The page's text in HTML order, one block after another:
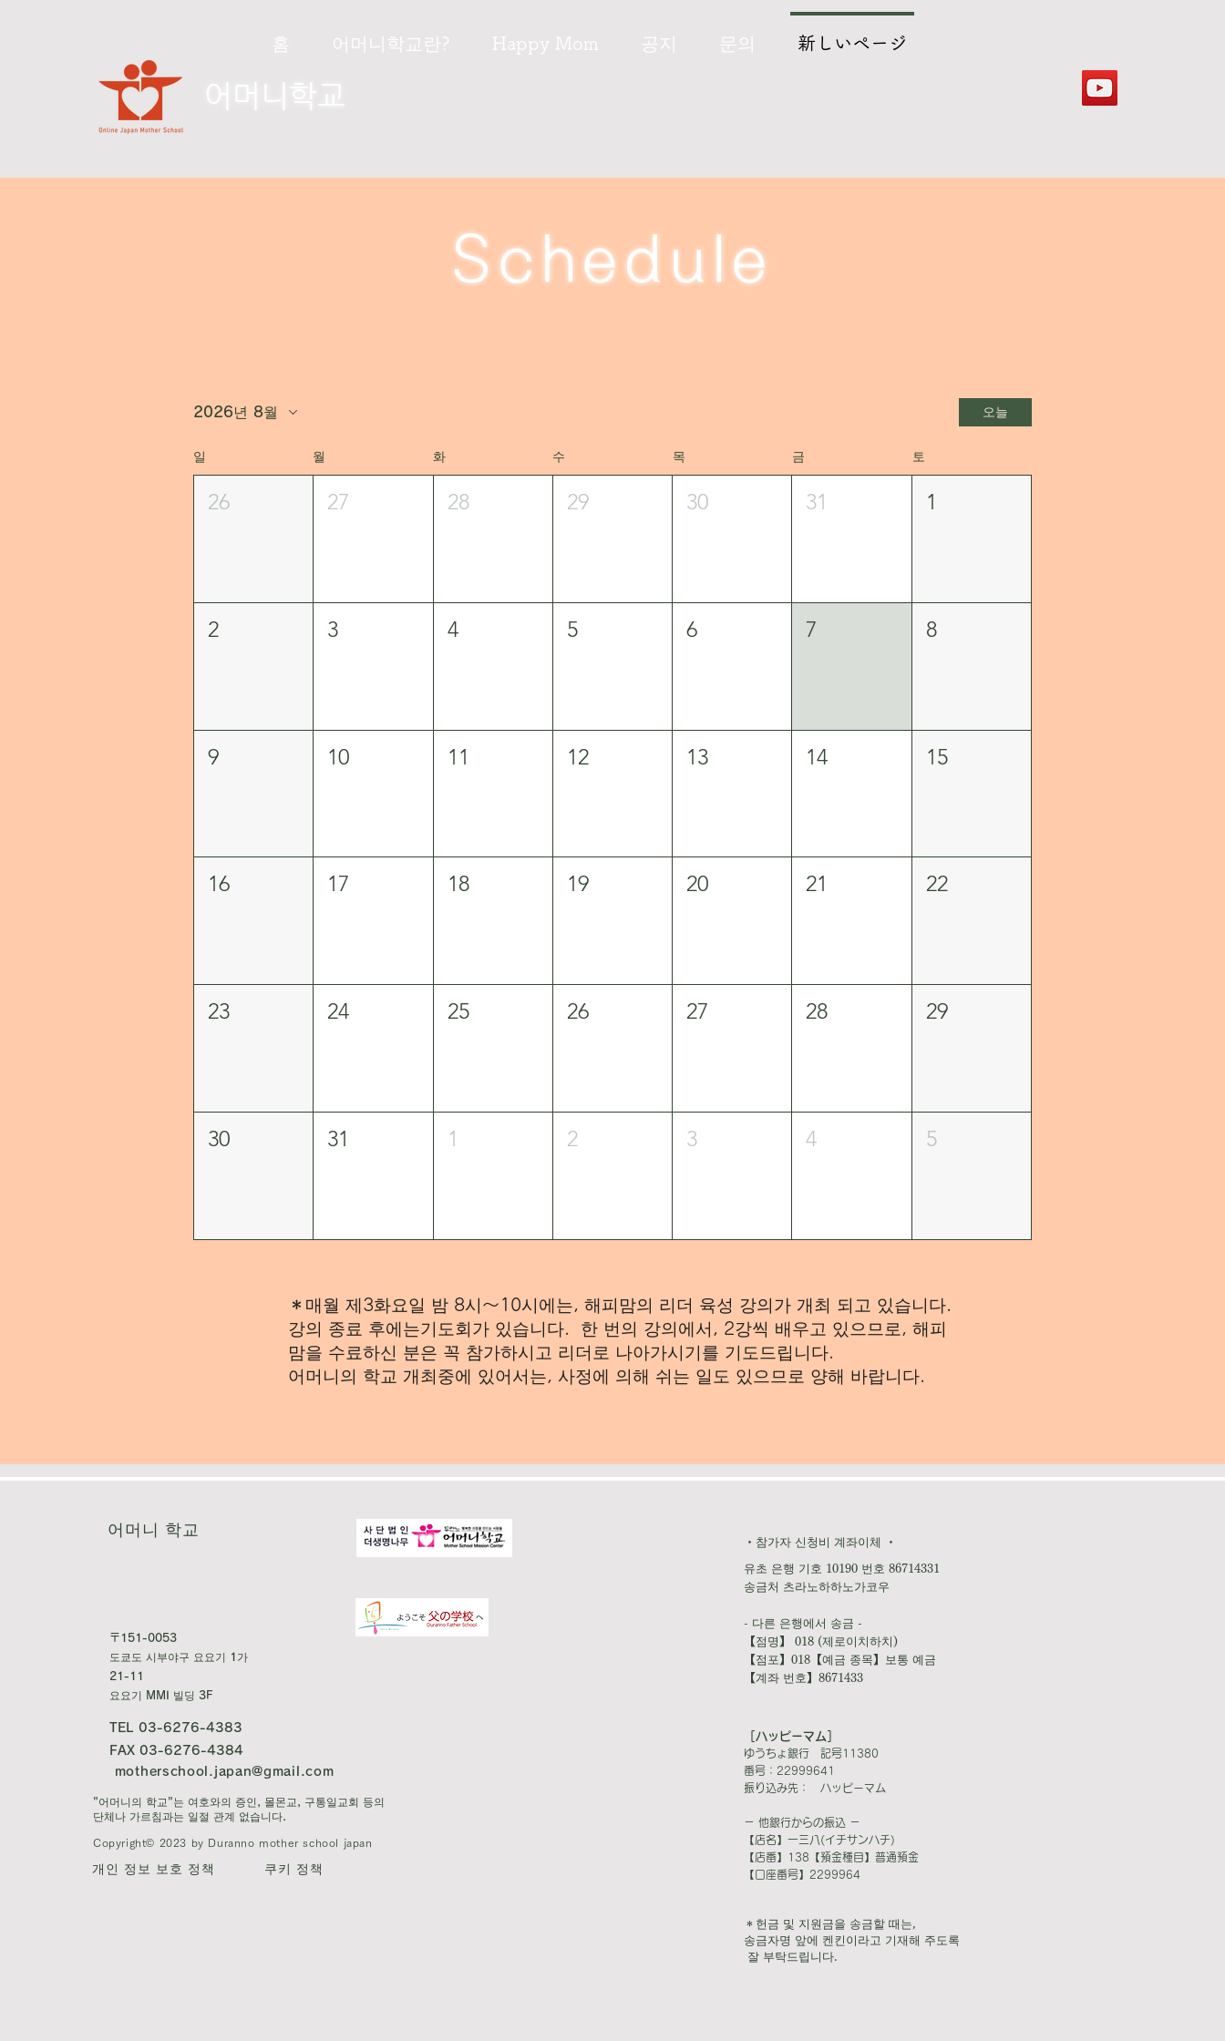
​어머니학교
홈 어머니학교란? Happy Mom 공지 문의 新しいページ
Schedule
2026년 8월 오늘
일 월 화 수 목 금 토
26 27 28 29 30 31 1
2 3 4 5 6 7 8
9 10 11 12 13 14 15
16 17 18 19 20 21 22
23 24 25 26 27 28 29
30 31 1 2 3 4 5
＊매월 제3화요일 밤 8시～10시에는, 해피맘의 리더 육성 강의가 개최 되고 있습니다.
강의 종료 후에는기도회가 있습니다. 한 번의 강의에서, 2강씩 배우고 있으므로, 해피
맘을 수료하신 분은 꼭 참가하시고 리더로 나아가시기를 기도드립니다.
어머니의 학교 개최중에 있어서는, 사정에 의해 쉬는 일도 있으므로 양해 바랍니다.
어머니 학교
〒151-0053
도쿄도 시부야구 요요기 1가
21-11
요요기 MMI 빌딩 3F
TEL 03-6276-4383
FAX 03-6276-4384
motherschool.japan@gmail.com
"어머니의 학교"는 여호와의 증인, 몰몬교, 구통일교회 등의
단체나 가르침과는 일절 관계 없습니다.
Copyright© 2023 by Duranno mother school japan
개인 정보 보호 정책 쿠키 정책
・참가자 신청비 계좌이체 ・
유초 은행 기호 10190 번호 86714331
송금처 츠라노하하노가코우
- 다른 은행에서 송금 -
【점명】 018 (제로이치하치)
【점포】018【예금 종목】보통 예금
【계좌 번호】8671433
［ハッピーマム］
ゆうちょ銀行 記号11380
番号：22999641
振り込み先： ハッピーマム
－ 他銀行からの振込 －
【店名】一三八(イチサンハチ)
【店番】138【預金種目】普通預金
【口座番号】2299964
＊헌금 및 지원금을 송금할 때는,
송금자명 앞에 켄킨이라고 기재해 주도록
​ 잘 부탁드립니다.